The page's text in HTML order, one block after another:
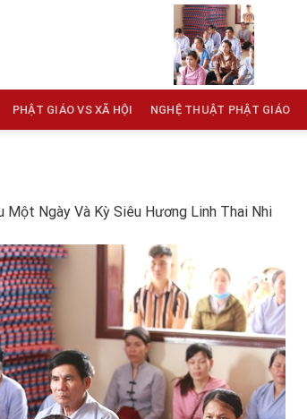
PHẬT GIÁO VS XÃ HỘI NGHỆ THUẬT PHẬT GIÁO
Một Ngày Và Kỳ Siêu Hương Linh Thai Nhi